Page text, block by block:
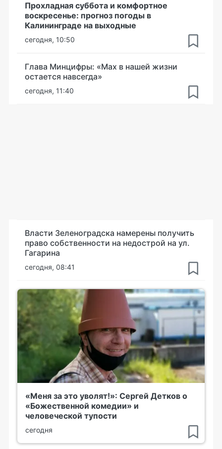
Прохладная суббота и комфортное
воскресенье: прогноз погоды в
Калининграде на выходные
сегодня, 10:50
Глава Минцифры: «Мах в нашей жизни
остается навсегда»
сегодня, 11:40
Власти Зеленоградска намерены получить
право собственности на недострой на ул.
Гагарина
сегодня, 08:41
«Меня за это уволят!»: Сергей Детков о
«Божественной комедии» и
человеческой тупости
сегодня